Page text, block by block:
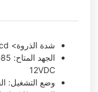
شدة الذروة> 100cd ، كثافة فعالة:> 50cd
12VDC